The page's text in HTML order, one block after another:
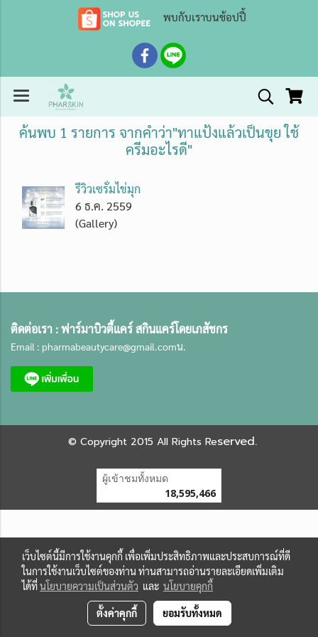
พบกับเราบนช้อปปี้
ค้นพบ 1 รายการ จากคำว่า"ทาแป้งแล้วเป็นขุย ใช้
ครีมอะไรดี"
รีวิวเซรั่มไข่มุก
6 ธ.ค. 2559
(Gallery)
ติดต่อเรา :ฟาร์มาบิวตี้แคร์ สกินแคร์โดยเภสัชกร
Email : pharmabeautycare@gmail.comน.
© Copyright 2015 All Rights Reserved.
ผู้เข้าชมทั้งหมด
18,595,466
เว็บไซต์นี้มีการใช้งานคุกกี้ เพื่อเพิ่มประสิทธิภาพและประสบการณ์ที่ดี
ในการใช้งานเว็บไซต์ของท่าน ท่านสามารถอ่านรายละเอียดเพิ่มเติม
ได้ที่นโยบายความเป็นส่วนตัว และ นโยบายคุกกี้
ตั้งค่าคุกกี้ ยอมรับทั้งหมด